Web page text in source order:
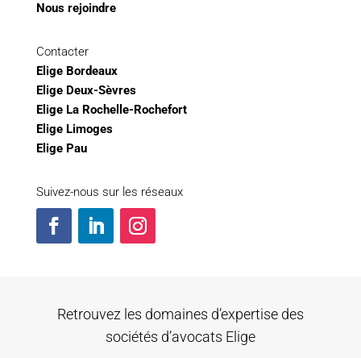
Nous rejoindre
Contacter
Elige Bordeaux
Elige Deux-Sèvres
Elige La Rochelle-Rochefort
Elige Limoges
Elige Pau
Suivez-nous sur les réseaux
Retrouvez les domaines d’expertise des
sociétés d’avocats Elige